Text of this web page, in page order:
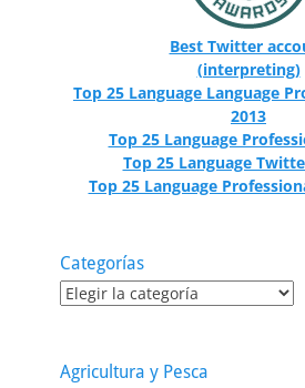
Best Twitter
(interpreting)
Top 25 Language Language
2013
Top 25 Language
Top 25 Language
Top 25 Language
Categorías
Categorías
Agricultura y Pesca